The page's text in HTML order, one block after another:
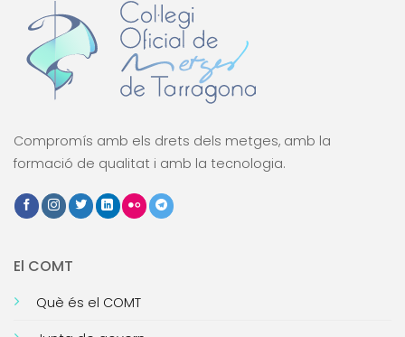
Compromís amb els drets dels metges, amb la
formació de qualitat i amb la tecnologia.
El COMT
Què és el COMT